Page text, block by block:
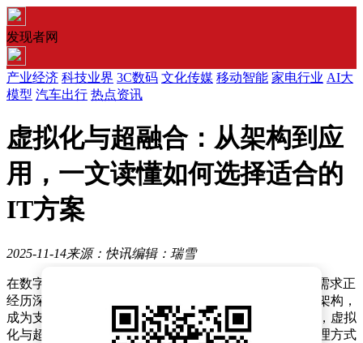
发现者网
产业经济 科技业界 3C数码 文化传媒 移动智能 家电行业 AI大
模型 汽车出行 热点资讯
虚拟化与超融合：从架构到应
用，一文读懂如何选择适合的
IT方案
2025-11-14来源：快讯编辑：瑞雪
在数字化浪潮席卷全球的当下，企业对于IT基础设施的需求正
经历深刻变革。如何构建高效、灵活且易于管理的技术架构，
成为支撑业务创新的关键命题。作为两种主流技术路径，虚拟
化与超融合常被置于讨论焦点，但二者在技术架构、管理方式